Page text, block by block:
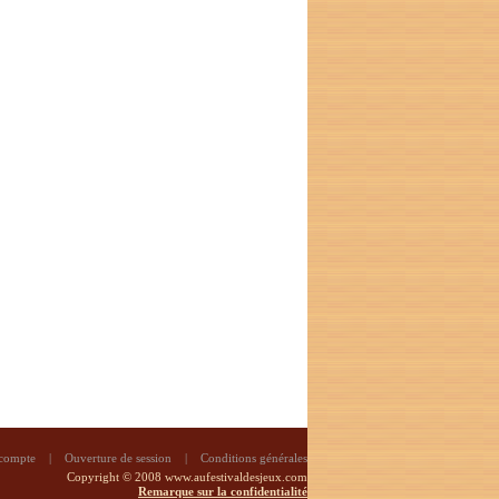
| Ouverture de session |
Conditions générales
Copyright © 2008 www.aufestivaldesjeux.com
Remarque sur la confidentialité